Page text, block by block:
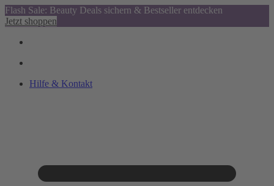
Flash Sale: Beauty Deals sichern & Bestseller entdecken
Jetzt shoppen
Hilfe & Kontakt